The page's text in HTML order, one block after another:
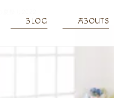
BLOG ABOUTS